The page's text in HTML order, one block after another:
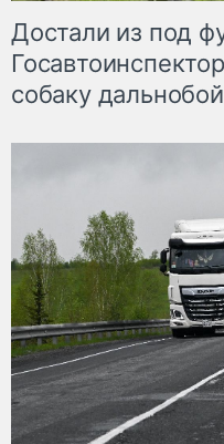
Достали из под
собаку